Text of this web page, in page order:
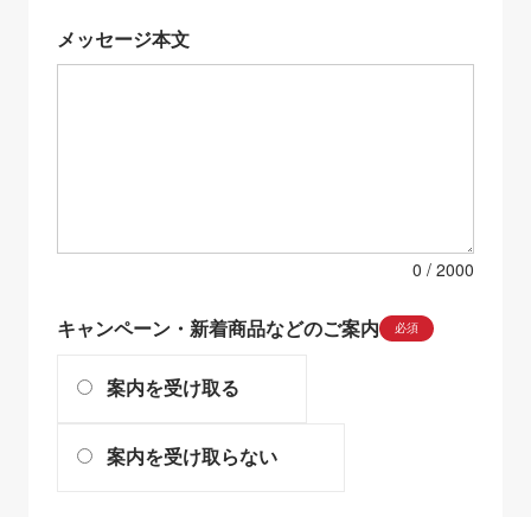
メッセージ本文
0
キャンペーン・新着商品などのご案内 必須
案内を受け取る
案内を受け取らない